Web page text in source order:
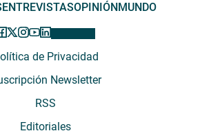
ENTREVISTASOPINIÓN MUNDO
de Privacidad
Newsletter
RSS
Editoriales